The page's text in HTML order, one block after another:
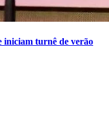
iniciam turnê de verão